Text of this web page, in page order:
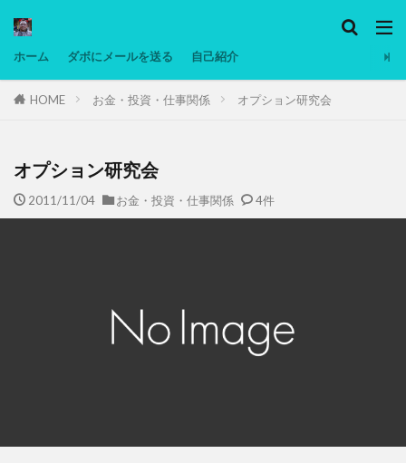
ホーム ダボにメールを送る 自己紹介
HOME お金・投資・仕事関係 オプション研究会
オプション研究会
2011/11/04 お金・投資・仕事関係 4件
タグ
マレーシア動画
備忘録
動画 日本人村社会 脱水シート